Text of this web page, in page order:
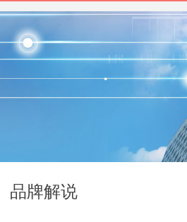
品牌解说